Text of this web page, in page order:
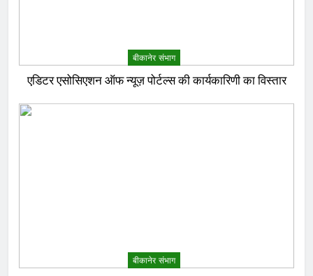
बीकानेर संभाग
एडिटर एसोसिएशन ऑफ न्यूज़ पोर्टल्स की कार्यकारिणी का विस्तार
बीकानेर संभाग